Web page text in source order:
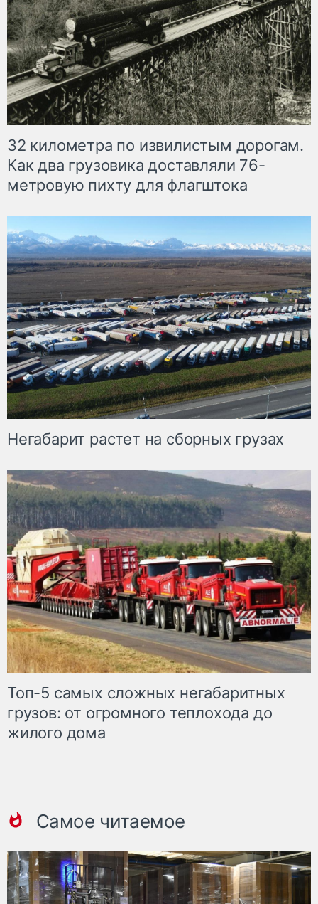
32 километра по извилистым дорогам.
Как два грузовика доставляли 76-
метровую пихту для флагштока
Негабарит растет на сборных грузах
Топ-5 самых сложных негабаритных
грузов: от огромного теплохода до
жилого дома
Самое читаемое